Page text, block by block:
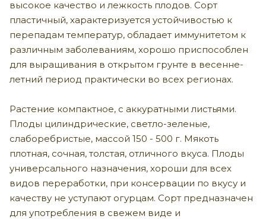
высокое качество и лежкость плодов. Сорт
пластичный, характеризуется устойчивостью к
перепадам температур, обладает иммунитетом к
различным заболеваниям, хорошо приспособлен
для выращивания в открытом грунте в весенне-
летний период практически во всех регионах.
Растение компактное, с аккуратными листьями.
Плоды цилиндрические, светло-зеленые,
слаборебристые, массой 150 - 500 г. Мякоть
плотная, сочная, толстая, отличного вкуса. Плоды
универсального назначения, хороши для всех
видов переработки, при консервации по вкусу и
качеству не уступают огурцам. Сорт предназначен
для употребления в свежем виде и